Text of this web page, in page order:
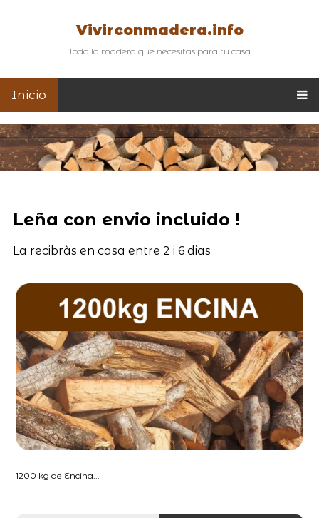
Vivirconmadera.info
Toda la madera que necesitas para tu casa
Inicio
Leña con envio incluido !
La recibràs en casa entre 2 i 6 dias
1200 kg de Encina...